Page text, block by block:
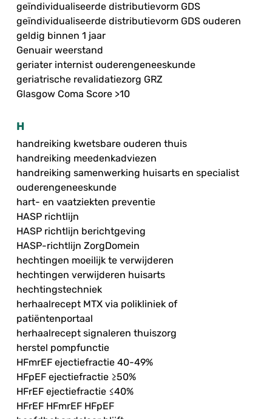
geïndividualiseerde distributievorm GDS
geïndividualiseerde distributievorm GDS ouderen
geldig binnen 1 jaar
Genuair weerstand
geriater internist ouderengeneeskunde
geriatrische revalidatiezorg GRZ
Glasgow Coma Score >10
H
handreiking kwetsbare ouderen thuis
handreiking meedenkadviezen
handreiking samenwerking huisarts en specialist
ouderengeneeskunde
hart- en vaatziekten preventie
HASP richtlijn
HASP richtlijn berichtgeving
HASP-richtlijn ZorgDomein
hechtingen moeilijk te verwijderen
hechtingen verwijderen huisarts
hechtingstechniek
herhaalrecept MTX via polikliniek of
patiëntenportaal
herhaalrecept signaleren thuiszorg
herstel pompfunctie
HFmrEF ejectiefractie 40-49%
HFpEF ejectiefractie ≥50%
HFrEF ejectiefractie ≤40%
HFrEF HFmrEF HFpEF